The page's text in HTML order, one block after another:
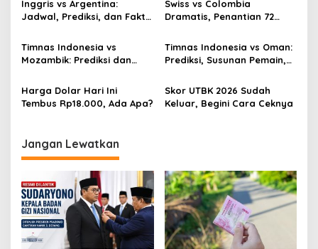
Inggris vs Argentina:
Jadwal, Prediksi, dan Fakta
Swiss vs Colombia
Dramatis, Penantian 72
Timnas Indonesia vs
Mozambik: Prediksi dan
Timnas Indonesia vs Oman:
Prediksi, Susunan Pemain,
Harga Dolar Hari Ini
Tembus Rp18.000, Ada Apa?
Skor UTBK 2026 Sudah
Keluar, Begini Cara Ceknya
Jangan Lewatkan